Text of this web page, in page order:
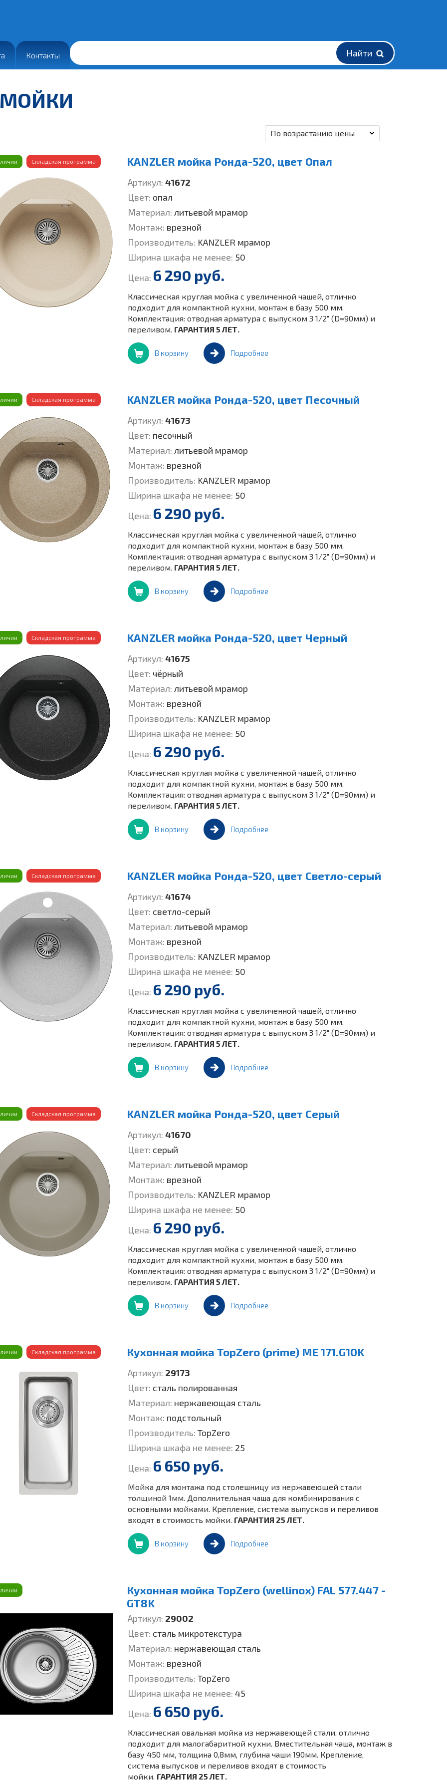
Контакты Найти
По возрастанию цены
Складская программа KANZLER мойка Ронда-520, цвет Опал
Артикул: 41672
Цвет: опал
Материал: литьевой мрамор
Монтаж: врезной
Производитель: KANZLER мрамор
Ширина шкафа не менее: 50
Цена: 6 290 руб.
Классическая круглая мойка c увеличенной чашей, отлично
подходит для компактной кухни, монтаж в базу 500 мм.
Комплектация: отводная арматура с выпуском 3 1/2" (D=90мм) и
переливом. ГАРАНТИЯ 5 ЛЕТ.
В корзину Подробнее
Складская программа KANZLER мойка Ронда-520, цвет Песочный
Артикул: 41673
Цвет: песочный
Материал: литьевой мрамор
Монтаж: врезной
Производитель: KANZLER мрамор
Ширина шкафа не менее: 50
Цена: 6 290 руб.
Классическая круглая мойка c увеличенной чашей, отлично
подходит для компактной кухни, монтаж в базу 500 мм.
Комплектация: отводная арматура с выпуском 3 1/2" (D=90мм) и
переливом. ГАРАНТИЯ 5 ЛЕТ.
В корзину Подробнее
Складская программа KANZLER мойка Ронда-520, цвет Черный
Артикул: 41675
Цвет: чёрный
Материал: литьевой мрамор
Монтаж: врезной
Производитель: KANZLER мрамор
Ширина шкафа не менее: 50
Цена: 6 290 руб.
Классическая круглая мойка c увеличенной чашей, отлично
подходит для компактной кухни, монтаж в базу 500 мм.
Комплектация: отводная арматура с выпуском 3 1/2" (D=90мм) и
переливом. ГАРАНТИЯ 5 ЛЕТ.
В корзину Подробнее
Складская программа KANZLER мойка Ронда-520, цвет Светло-серый
Артикул: 41674
Цвет: светло-серый
Материал: литьевой мрамор
Монтаж: врезной
Производитель: KANZLER мрамор
Ширина шкафа не менее: 50
Цена: 6 290 руб.
Классическая круглая мойка c увеличенной чашей, отлично
подходит для компактной кухни, монтаж в базу 500 мм.
Комплектация: отводная арматура с выпуском 3 1/2" (D=90мм) и
переливом. ГАРАНТИЯ 5 ЛЕТ.
В корзину Подробнее
Складская программа KANZLER мойка Ронда-520, цвет Серый
Артикул: 41670
Цвет: серый
Материал: литьевой мрамор
Монтаж: врезной
Производитель: KANZLER мрамор
Ширина шкафа не менее: 50
Цена: 6 290 руб.
Классическая круглая мойка c увеличенной чашей, отлично
подходит для компактной кухни, монтаж в базу 500 мм.
Комплектация: отводная арматура с выпуском 3 1/2" (D=90мм) и
переливом. ГАРАНТИЯ 5 ЛЕТ.
В корзину Подробнее
Складская программа Кухонная мойка TopZero (prime) ME 171.G10K
Артикул: 29173
Цвет: сталь полированная
Материал: нержавеющая сталь
Монтаж: подстольный
Производитель: TopZero
Ширина шкафа не менее: 25
Цена: 6 650 руб.
Мойка для монтажа под столешницу из нержавеющей стали
толщиной 1мм. Дополнительная чаша для комбинирования с
основными мойками. Крепление, система выпусков и переливов
входят в стоимость мойки. ГАРАНТИЯ 25 ЛЕТ.
В корзину Подробнее
Кухонная мойка TopZero (wellinox) FAL 577.447 -
GT8K
Артикул: 29002
Цвет: сталь микротекстура
Материал: нержавеющая сталь
Монтаж: врезной
Производитель: TopZero
Ширина шкафа не менее: 45
Цена: 6 650 руб.
Классическая овальная мойка из нержавеющей стали, отлично
подходит для малогабаритной кухни. Вместительная чаша, монтаж в
базу 450 мм, толщина 0,8мм, глубина чаши 190мм. Крепление,
система выпусков и переливов входят в стоимость
мойки. ГАРАНТИЯ 25 ЛЕТ.